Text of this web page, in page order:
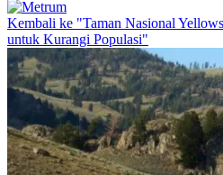
Kembali ke "Taman Nasional
untuk Kurangi Populasi"